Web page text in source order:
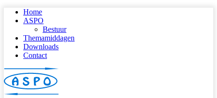
Home
ASPO
Bestuur
Themamiddagen
Downloads
Contact